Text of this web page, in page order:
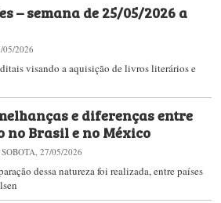
– semana de 25/05/2026 a
05/2026
visando a aquisição de livros literários e
e diferenças entre
Brasil e no México
27/05/2026
dessa natureza foi realizada, entre países